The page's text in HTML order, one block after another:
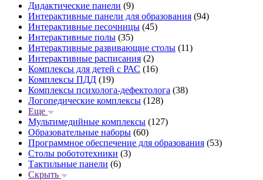
Дидактические панели (9)
Интерактивные панели для образования (94)
Интерактивные песочницы (45)
Интерактивные полы (35)
Интерактивные развивающие столы (11)
Интерактивные расписания (2)
Комплексы для детей с РАС (16)
Комплексы ПДД (19)
Комплексы психолога-дефектолога (38)
Логопедические комплексы (128)
Еще
Мультимедийные комплексы (127)
Образовательные наборы (60)
Программное обеспечение для образования (53)
Столы робототехники (3)
Тактильные панели (6)
Скрыть